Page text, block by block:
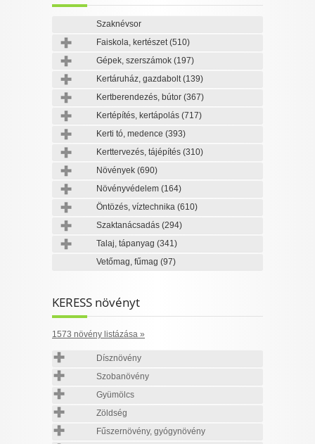
Szaknévsor
Faiskola, kertészet(510)
Gépek, szerszámok (197)
Kertáruház, gazdabolt(139)
Kertberendezés, bútor (367)
Kertépítés, kertápolás (717)
Kerti tó, medence (393)
Kerttervezés, tájépítés (310)
Növények (690)
Növényvédelem (164)
Öntözés, víztechnika (610)
Szaktanácsadás (294)
Talaj, tápanyag (341)
Vetőmag, fűmag (97)
KERESS növényt
1573 növény listázása »
Dísznövény
Szobanövény
Gyümölcs
Zöldség
Fűszernövény, gyógynövény